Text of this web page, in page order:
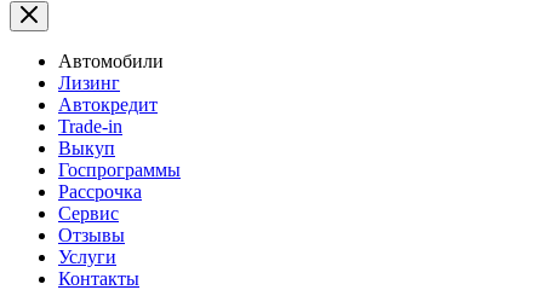
Автомобили
Лизинг
Автокредит
Trade-in
Выкуп
Госпрограммы
Рассрочка
Сервис
Отзывы
Услуги
Контакты